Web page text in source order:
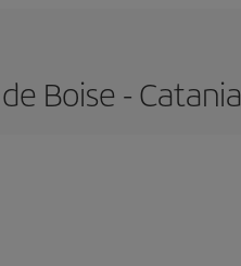
Boise - Catania